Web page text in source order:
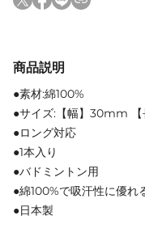
商品説明
●素材:綿100%
●サイズ:【幅】30mm
●ロング対応
●1本入り
●バドミントン用
●綿100%で吸汗性に優れ
●日本製